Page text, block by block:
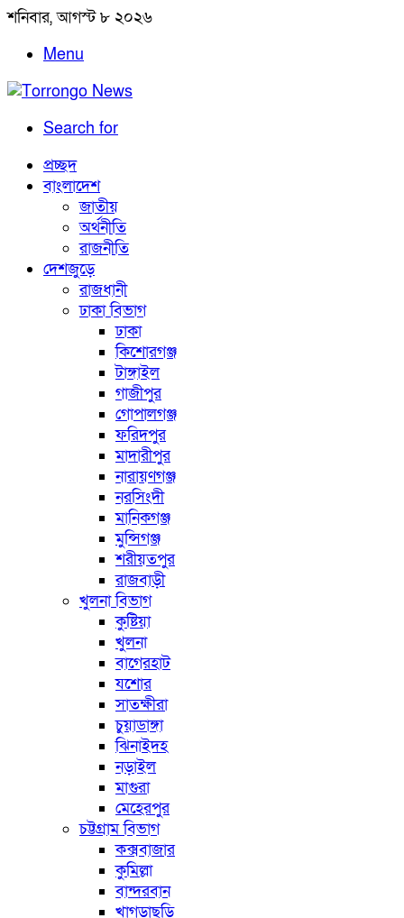
শনিবার, আগস্ট ৮ ২০২৬
Menu
Search for
প্রচ্ছদ
বাংলাদেশ
জাতীয়
অর্থনীতি
রাজনীতি
দেশজুড়ে
রাজধানী
ঢাকা বিভাগ
ঢাকা
কিশোরগঞ্জ
টাঙ্গাইল
গাজীপুর
গোপালগঞ্জ
ফরিদপুর
মাদারীপুর
নারায়ণগঞ্জ
নরসিংদী
মানিকগঞ্জ
মুন্সিগঞ্জ
শরীয়তপুর
রাজবাড়ী
খুলনা বিভাগ
কুষ্টিয়া
খুলনা
বাগেরহাট
যশোর
সাতক্ষীরা
চুয়াডাঙ্গা
ঝিনাইদহ
নড়াইল
মাগুরা
মেহেরপুর
চট্টগ্রাম বিভাগ
কক্সবাজার
কুমিল্লা
বান্দরবান
খাগড়াছড়ি